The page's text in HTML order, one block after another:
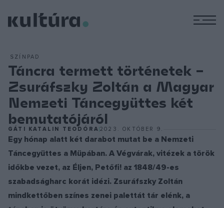
SZÍNPAD
Táncra termett történetek –
Zsuráfszky Zoltán a Magyar
Nemzeti Táncegyüttes két
bemutatójáról
GÁTI KATALIN TEODÓRA 2023. OKTÓBER 9.
Egy hónap alatt két darabot mutat be a Nemzeti
Táncegyüttes a Müpában. A Végvárak, vitézek a török
időkbe vezet, az Éljen, Petőfi! az 1848/49-es
szabadságharc korát idézi. Zsuráfszky Zoltán
mindkettőben színes zenei palettát tár elénk, a